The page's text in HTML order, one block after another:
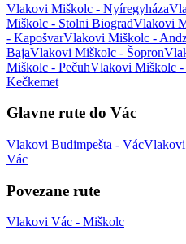
Vlakovi Miškolc - Nyíregyháza
Miškolc - Stolni BiogradVlakovi
- KapošvarVlakovi Miškolc -
BajaVlakovi Miškolc - Šopron
Miškolc - PečuhVlakovi Miškolc -
Kečkemet
Glavne rute do Vác
Vlakovi Budimpešta - VácVlakovi
Vác
Povezane rute
Vlakovi Vác - Miškolc